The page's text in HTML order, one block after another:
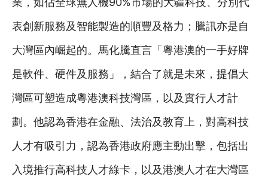
表創新服務及智能製造的順豐及格力；騰訊亦是自
大灣區內崛起的。馬化騰直言「粵港澳的一手好牌
是軟件、硬件及服務」，結合了就是未來，提倡大
灣區可塑造成粵港澳科技灣區，以及實行人才計
劃。他認為香港在金融、法治及教育上，對高科技
人才有吸引力，認為香港政府應主動出擊，包括出
入境推行高科技人才綠卡，以及港澳人才在大灣區